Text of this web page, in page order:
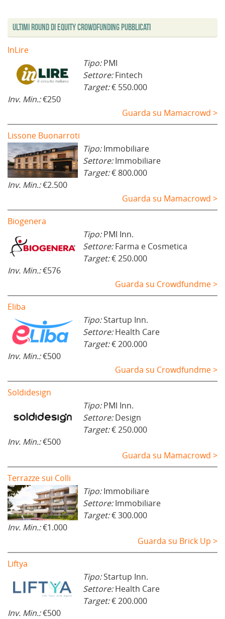
Ultimi Round di Equity Crowdfunding Pubblicati
InLire
Tipo:PMI
Settore:Fintech
Target:€ 550.000
Inv. Min.:€250
Guarda su Mamacrowd >
Lissone Buonarroti
Tipo:Immobiliare
Settore:Immobiliare
Target:€ 800.000
Inv. Min.:€2.500
Guarda su Mamacrowd >
Biogenera
Tipo:PMI Inn.
Settore:Farma e Cosmetica
Target:€ 250.000
Inv. Min.:€576
Guarda su Crowdfundme >
Eliba
Tipo:Startup Inn.
Settore:Health Care
Target:€ 200.000
Inv. Min.:€500
Guarda su Crowdfundme >
Soldidesign
Tipo:PMI Inn.
Settore:Design
Target:€ 250.000
Inv. Min.:€500
Guarda su Mamacrowd >
Terrazze sui Colli
Tipo:Immobiliare
Settore:Immobiliare
Target:€ 300.000
Inv. Min.:€1.000
Guarda su Brick Up >
Liftya
Tipo:Startup Inn.
Settore:Health Care
Target:€ 200.000
Inv. Min.:€500